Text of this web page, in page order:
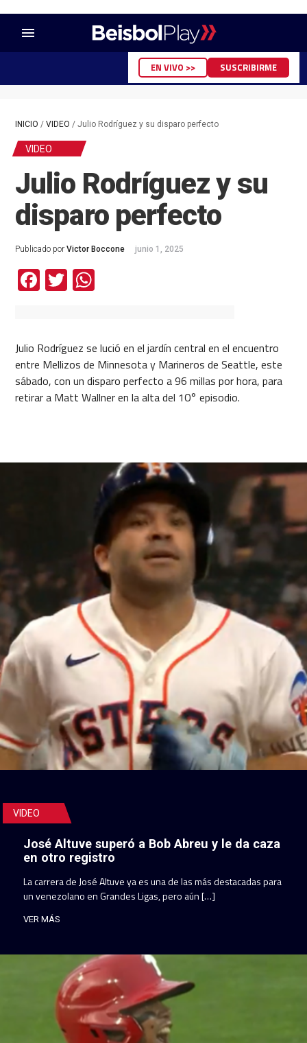
menu
EN VIVO >> SUSCRIBIRME
INICIO / VIDEO / Julio Rodríguez y su disparo perfecto
VIDEO
Julio Rodríguez y su
disparo perfecto
Publicado por Victor Boccone junio 1, 2025
Facebook
TwitterWhatsApp
Julio Rodríguez se lució en el jardín central en el encuentro
entre Mellizos de Minnesota y Marineros de Seattle, este
sábado, con un disparo perfecto a 96 millas por hora, para
retirar a Matt Wallner en la alta del 10° episodio.
VIDEO
José Altuve superó a Bob Abreu y le da caza
en otro registro
La carrera de José Altuve ya es una de las más destacadas para
un venezolano en Grandes Ligas, pero aún […]
VER MÁS